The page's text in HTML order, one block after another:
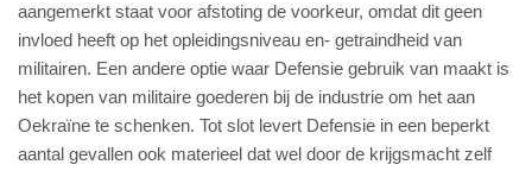
aangemerkt staat voor afstoting de voorkeur, omdat dit geen
invloed heeft op het opleidingsniveau en- getraindheid van
militairen. Een andere optie waar Defensie gebruik van maakt is
het kopen van militaire goederen bij de industrie om het aan
Oekraïne te schenken. Tot slot levert Defensie in een beperkt
aantal gevallen ook materieel dat wel door de krijgsmacht zelf